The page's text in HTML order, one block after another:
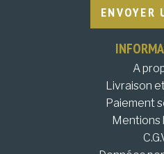
ENVOYER
A
Livraison
Paiement
Mentions